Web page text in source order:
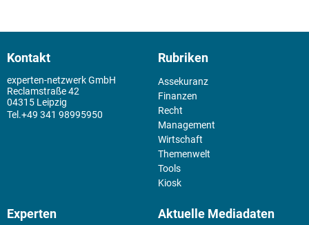
Kontakt
experten-netzwerk GmbH
Reclamstraße 42
04315 Leipzig
+49 341 98995950
Rubriken
Assekuranz
Finanzen
Recht
Management
Wirtschaft
Themenwelt
Tools
Kiosk
Experten Aktuelle Mediadaten